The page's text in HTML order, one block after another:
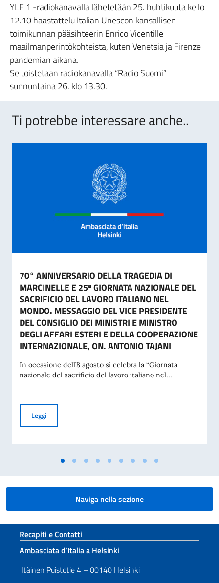
YLE 1 -radiokanavalla lähetetään 25. huhtikuuta kello
12.10 haastattelu Italian Unescon kansallisen
toimikunnan pääsihteerin Enrico Vicentille
maailmanperintökohteista, kuten Venetsia ja Firenze
pandemian aikana.
Se toistetaan radiokanavalla “Radio Suomi”
sunnuntaina 26. klo 13.30.
Ti potrebbe interessare anche..
70° ANNIVERSARIO DELLA TRAGEDIA DI
MARCINELLE E 25ª GIORNATA NAZIONALE DEL
SACRIFICIO DEL LAVORO ITALIANO NEL
MONDO. MESSAGGIO DEL VICE PRESIDENTE
DEL CONSIGLIO DEI MINISTRI E MINISTRO
DEGLI AFFARI ESTERI E DELLA COOPERAZIONE
INTERNAZIONALE, ON. ANTONIO TAJANI
In occasione dell’8 agosto si celebra la “Giornata
nazionale del sacrificio del lavoro italiano nel...
Leggi70° ANNIVERSARIO DELLA TRAGEDIA DI MARCINELLE E
Naviga nella sezione
Sezione footer
Recapiti e Contatti
Ambasciata d’Italia a Helsinki
Itäinen Puistotie 4 – 00140 Helsinki